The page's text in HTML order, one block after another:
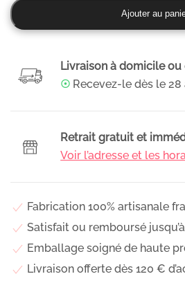
quantité
de
cheveux
fleurs
stabilisées
vives,
Ajouter au
Livraison à domicile ou
☉ Recevez-le dès le 28
Retrait gratuit et
Voir l’adresse et les
Fabrication 100% artisanale
Satisfait ou remboursé
Emballage soigné de haute
Livraison offerte dès 120 €